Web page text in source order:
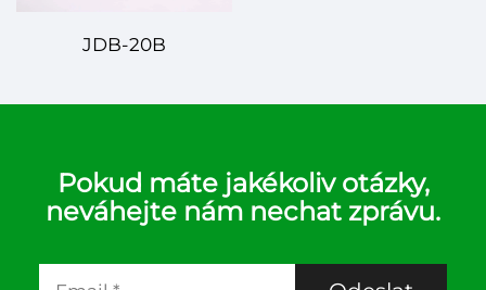
JDB-20B
Pokud máte jakékoliv otázky,
neváhejte nám nechat zprávu.